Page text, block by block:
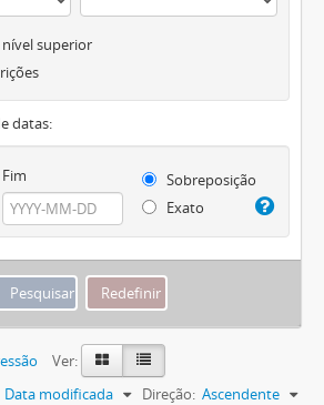
nível superior
datas:
Fim
Sobreposição
Exato
Ver:
Data modificada Direção: Ascendente